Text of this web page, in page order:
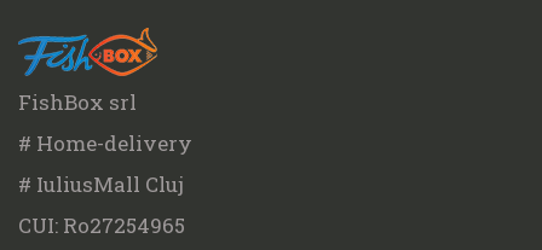
FishBox srl
# Home-delivery
# IuliusMall Cluj
CUI: Ro27254965